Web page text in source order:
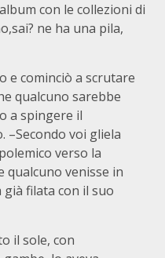
con le collezioni di
ne ha una pila,
e cominciò a scrutare
qualcuno sarebbe
a spingere il
voi gliela
verso la
qualcuno venisse in
già filata con il suo
il sole, con